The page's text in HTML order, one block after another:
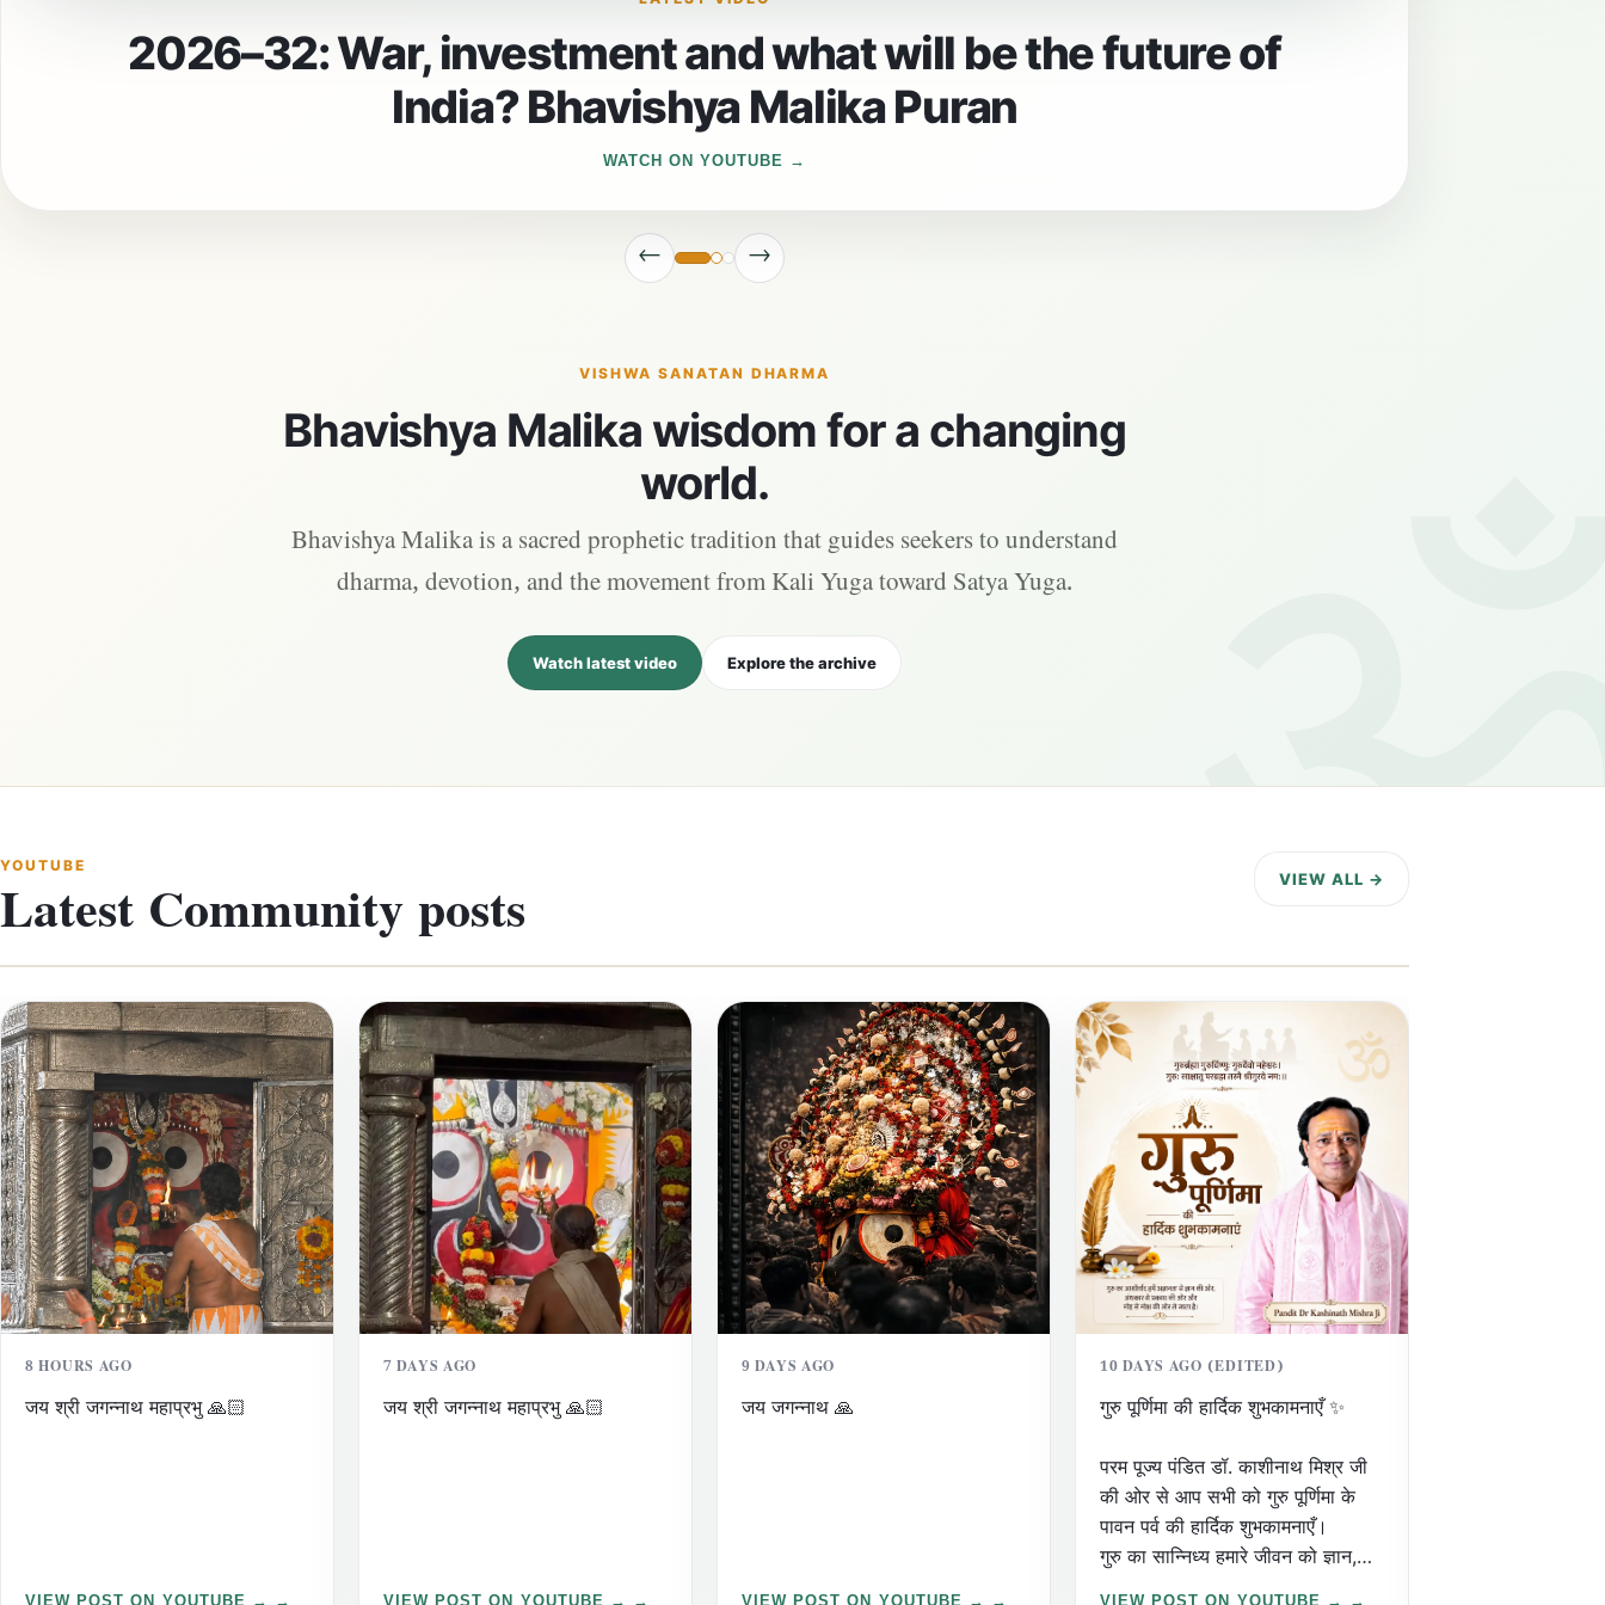
Will PM Modi be the last Prime Minister of India?
WATCH ON YOUTUBE
← →
VISHWA SANATAN DHARMA
Bhavishya Malika wisdom for a changing
world.
Bhavishya Malika is a sacred prophetic tradition that guides seekers to understand
dharma, devotion, and the movement from Kali Yuga toward Satya Yuga.
Watch latest video Explore the archive
YOUTUBE
Latest Community posts
VIEW ALL →
8 HOURS AGO
जय श्री जगन्नाथ महाप्रभु 🙏🏻
VIEW POST ON YOUTUBE →
7 DAYS AGO
जय श्री जगन्नाथ महाप्रभु 🙏🏻
VIEW POST ON YOUTUBE →
9 DAYS AGO
जय जगन्नाथ 🙏
VIEW POST ON YOUTUBE →
10 DAYS AGO (EDITED)
गुरु पूर्णिमा की हार्दिक शुभकामनाएँ ✨
परम पूज्य पंडित डॉ. काशीनाथ मिश्र जी
की ओर से आप सभी को गुरु पूर्णिमा के
पावन पर्व की हार्दिक शुभकामनाएँ।
गुरु का सान्निध्य हमारे जीवन को ज्ञान,
VIEW POST ON YOUTUBE →